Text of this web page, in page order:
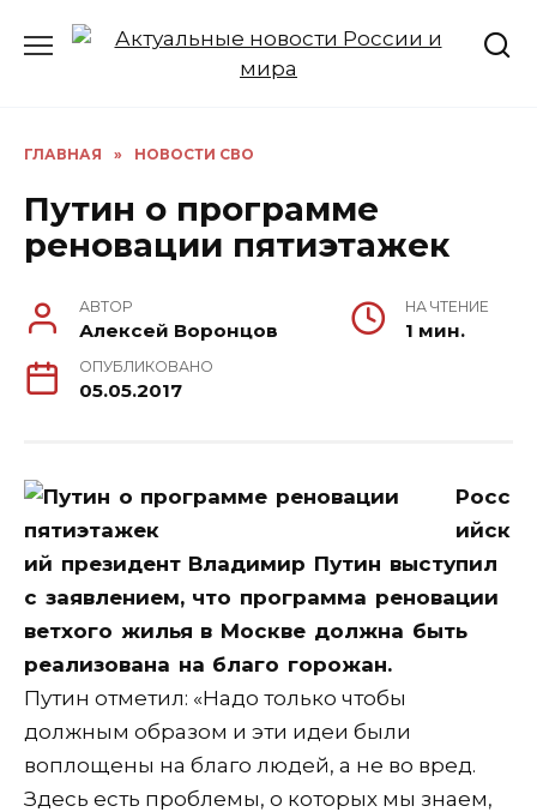
ГЛАВНАЯ » НОВОСТИ СВО
Путин о программе
реновации пятиэтажек
АВТОР
Алексей Воронцов
НА ЧТЕНИЕ
1 мин.
ОПУБЛИКОВАНО
05.05.2017
Росс
ийск
ий президент Владимир Путин выступил
с заявлением, что программа реновации
ветхого жилья в Москве должна быть
реализована на благо горожан.
Путин отметил: «Надо только чтобы
должным образом и эти идеи были
воплощены на благо людей, а не во вред.
Здесь есть проблемы, о которых мы знаем,